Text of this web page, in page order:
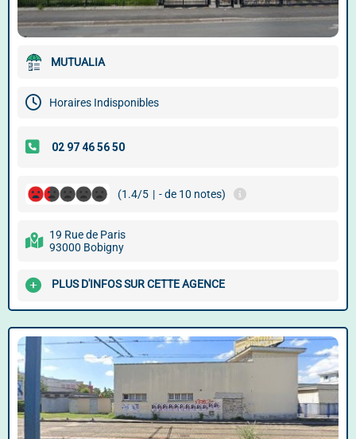
MUTUALIA
Horaires Indisponibles
(1.4/5 | - de 10 notes)
19 Rue de Paris
93000 Bobigny
PLUS D'INFOS SUR CETTE AGENCE